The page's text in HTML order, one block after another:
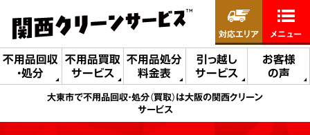
不用品回収
・処分
不用品買取
サービス
不用品処分
料金表
引っ越し
サービス
お客様
の声
対応エリア メニュー
大東市で不用品回収・処分（買取）は大阪の関西クリーン
サービス